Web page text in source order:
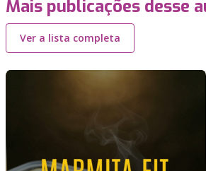
Mais publicações desse
Ver a lista completa